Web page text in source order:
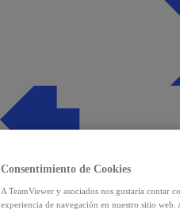
Consentimiento de Cookies
A TeamViewer y asociados nos gustaría contar
experiencia de navegación en nuestro sitio